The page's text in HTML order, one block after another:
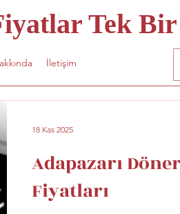
Tek Bir
İletişim
Adapazarı
Fiyatları
18 Kas 2025